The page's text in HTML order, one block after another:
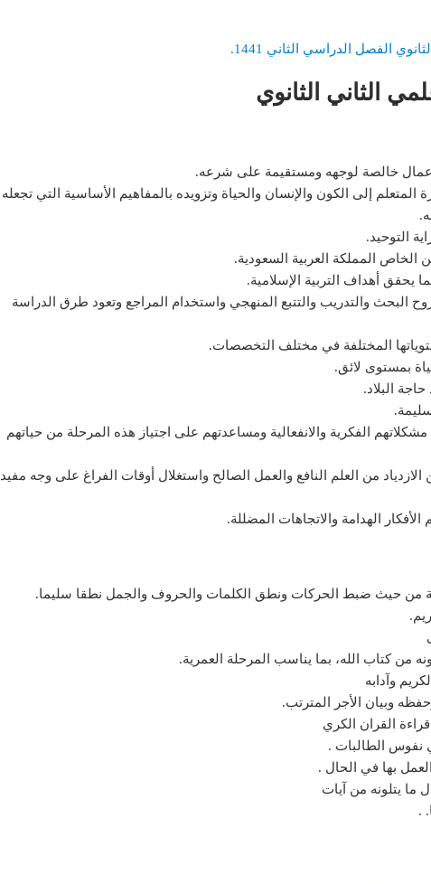
الفصل الدراسي الثاني 1441.
الثاني الثانوي
خالصة لوجهه ومستقيمة على شرعه.
المتعلم إلى الكون والإنسان والحياة وتزويده بالمفاهيم الأساسية التي تجعله
التوحيد.
الخاص المملكة العربية السعودية.
يحقق أهداف التربية الإسلامية.
البحث والتدريب والتتبع المنهجي واستخدام المراجع وتعود طرق الدراسة
المختلفة في مختلف التخصصات.
بمستوى لائق.
البلاد.
الفكرية والانفعالية ومساعدتهم على اجتياز هذه المرحلة من حياتهم
الازدياد من العلم النافع والعمل الصالح واستغلال أوقات الفراغ على وجه مفيد
الهدامة والاتجاهات المضللة.